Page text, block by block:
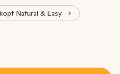
Natural & Easy